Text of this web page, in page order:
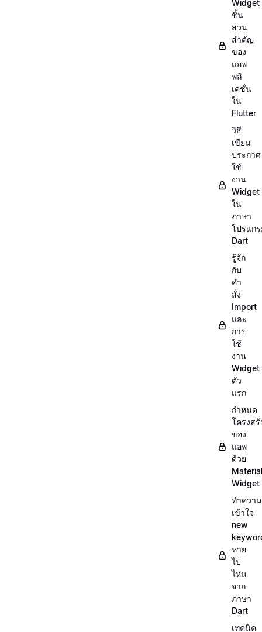
Widget
ชิ้น
ส่วน
สำคัญ
ของ
แอพ
พลิ
เคชั่น
ใน
Flutter
วิธี
เขียน
ประกาศ
ใช้
งาน
Widget
ใน
ภาษา
โปรแก
Dart
รู้จัก
กับ
คำ
สั่ง
Import
และ
การ
ใช้
งาน
Widget
ตัว
แรก
กำหนด
โครงสร้
ของ
แอพ
ด้วย
Widget
ทำความ
เข้าใจ
new
หาย
ไป
ไหน
จาก
ภาษา
Dart
เทคนิค